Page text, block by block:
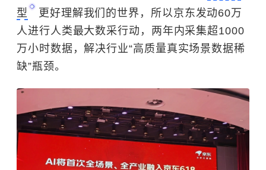
型
更好理解我们的世界，所以京东发动60万
人进行人类最大数采行动，两年内采集超1000
万小时数据，解决行业“高质量真实场景数据稀
缺”瓶颈。